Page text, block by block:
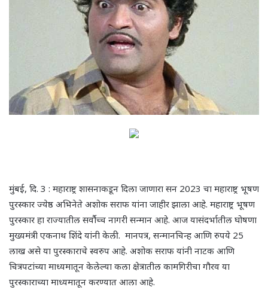
मुंबई, दि. 3 : महाराष्ट्र शासनाकडून दिला जाणारा सन 2023 चा महाराष्ट्र भूषण
पुरस्कार ज्येष्ठ अभिनेते अशोक सराफ यांना जाहीर झाला आहे. महाराष्ट्र भूषण
पुरस्कार हा राज्यातील सर्वौच्च नागरी सन्मान आहे. आज यासंदर्भातील घोषणा
मुख्यमंत्री एकनाथ शिंदे यांनी केली. मानपत्र, सन्मानचिन्ह आणि रुपये 25
लाख असे या पुरस्काराचे स्वरुप आहे. अशोक सराफ यांनी नाटक आणि
चित्रपटांच्या माध्यमातून केलेल्या कला क्षेत्रातील कामगिरीचा गौरव या
पुरस्काराच्या माध्यमातून करण्यात आला आहे.